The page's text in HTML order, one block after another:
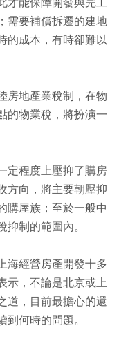
才能保障開發與完工
需要補償拆遷的建地
的成本，有時卻難以
房地產業稅制，在物
的物業稅，將扮演一
定程度上壓抑了購房
方向，將主要朝壓抑
購屋族；至於一般中
制的範圍內。
海經營房產開發十多
示，不論是北京或上
道，目前最擔心的還
何時的問題。